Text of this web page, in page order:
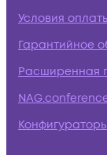
Условия
Гарантийное
Расширенная